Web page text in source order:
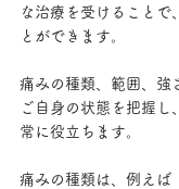
な治療を受けることで
とができます。
痛みの種類、範囲、強
ご自身の状態を把握し
常に役立ちます。
痛みの種類は、例えば